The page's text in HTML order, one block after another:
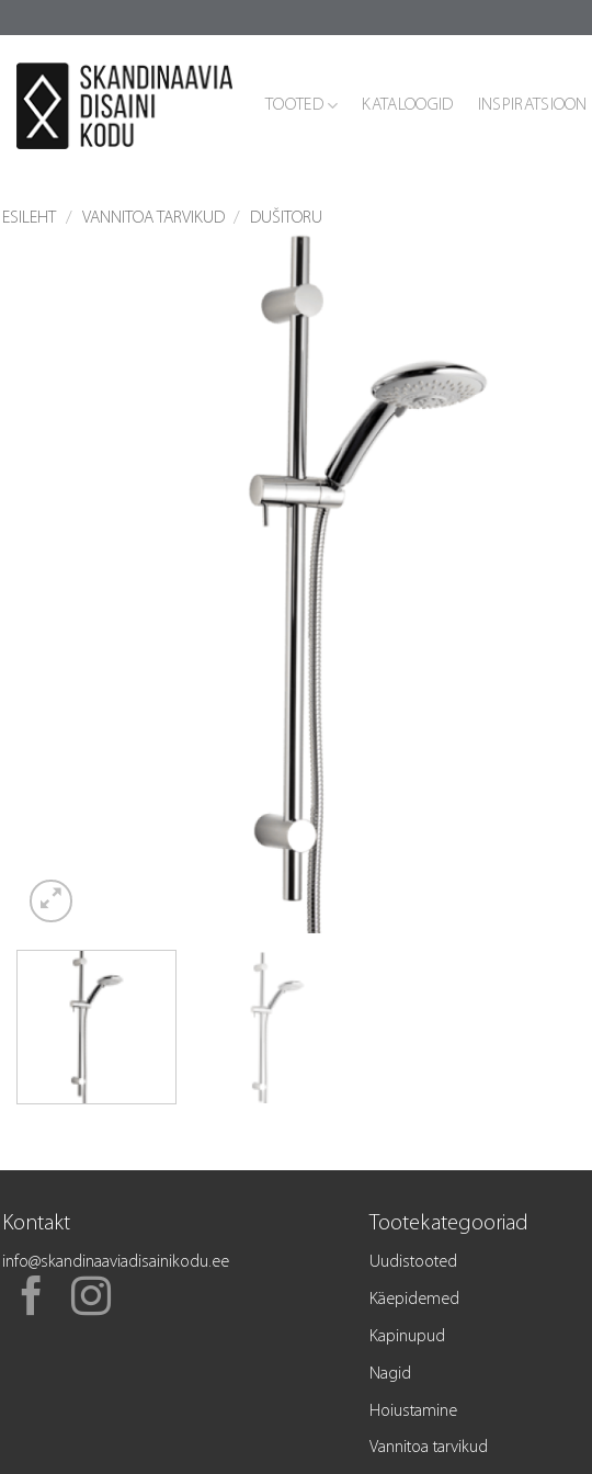
to
content
TOOTED KATALOOGID INSPIRATSIOON
ESILEHT / VANNITOA TARVIKUD / DUŠITORU
Kontakt
info@skandinaaviadisainikodu.ee
Tootekategooriad
Uudistooted
Käepidemed
Kapinupud
Nagid
Hoiustamine
Vannitoa tarvikud